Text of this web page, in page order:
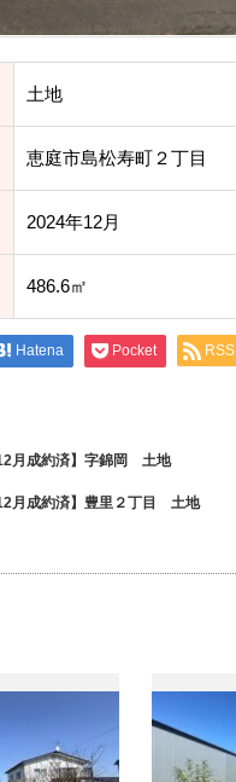
土地
恵庭市島松寿町２丁目
2024年12月
486.6㎡
Hatena Pocket RSS
月成約済】字錦岡 土地
月成約済】豊里２丁目 土地